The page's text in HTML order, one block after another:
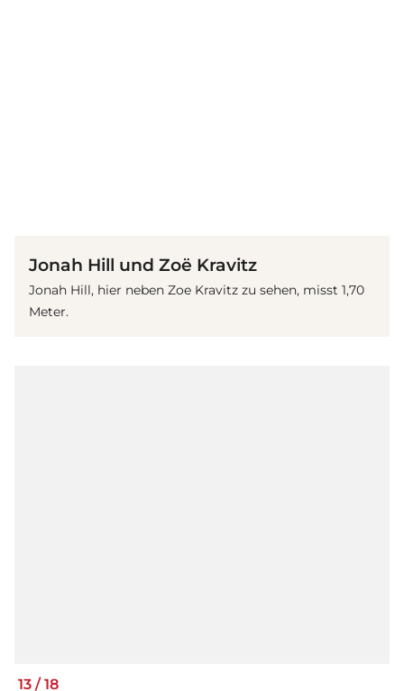
Jonah Hill und Zoë Kravitz
Jonah Hill, hier neben Zoe Kravitz zu sehen, misst 1,70
Meter.
13 / 18